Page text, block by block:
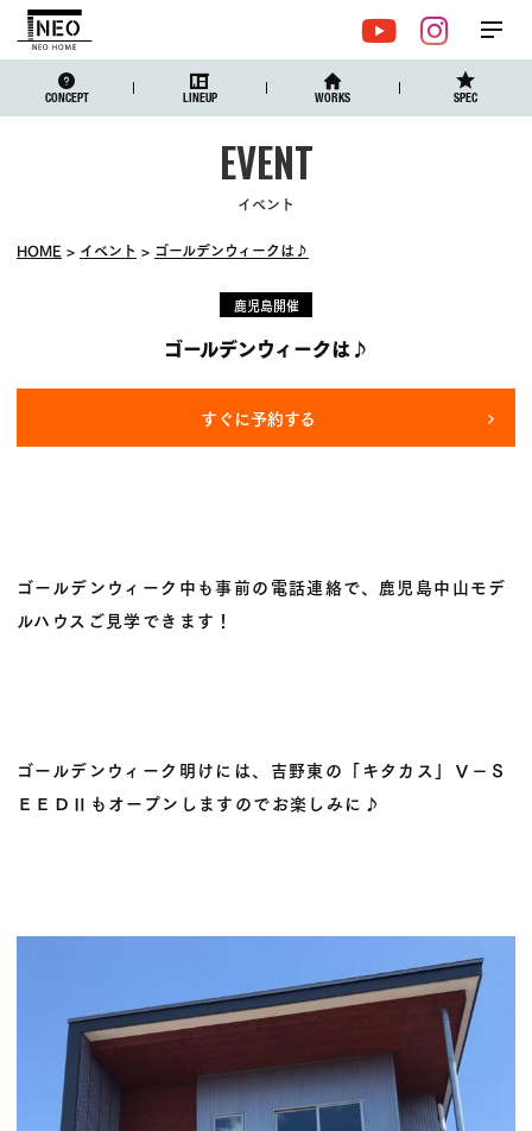
CONCEPT LINEUP WORKS SPEC
YouTube
メ
イベント
HOME イベント ゴールデンウィークは♪
鹿児島開催
ゴールデンウィークは♪
すぐに予約する
ゴールデンウィーク中も事前の電話連絡で、鹿児島中山モデ
ルハウスご見学できます！
ゴールデンウィーク明けには、吉野東の「キタカス」Ｖ－Ｓ
ＥＥＤⅡもオープンしますのでお楽しみに♪